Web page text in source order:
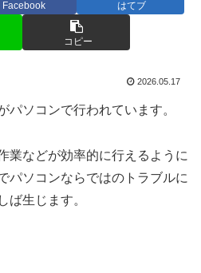
Facebook はてブ
コピー
2026.05.17
パソコンで行われています。
業などが効率的に行えるように
パソコンならではのトラブルに
ば生じます。